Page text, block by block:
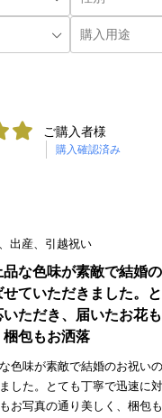
ご購入者様
購入確認済み
出産、引越祝い
な色味が素敵で結婚
ていただきました。
ただき、届いたお花
包もお洒落
色味が素敵で結婚のお祝い
した。とても丁寧で迅速に
お写真の通り美しく、梱包